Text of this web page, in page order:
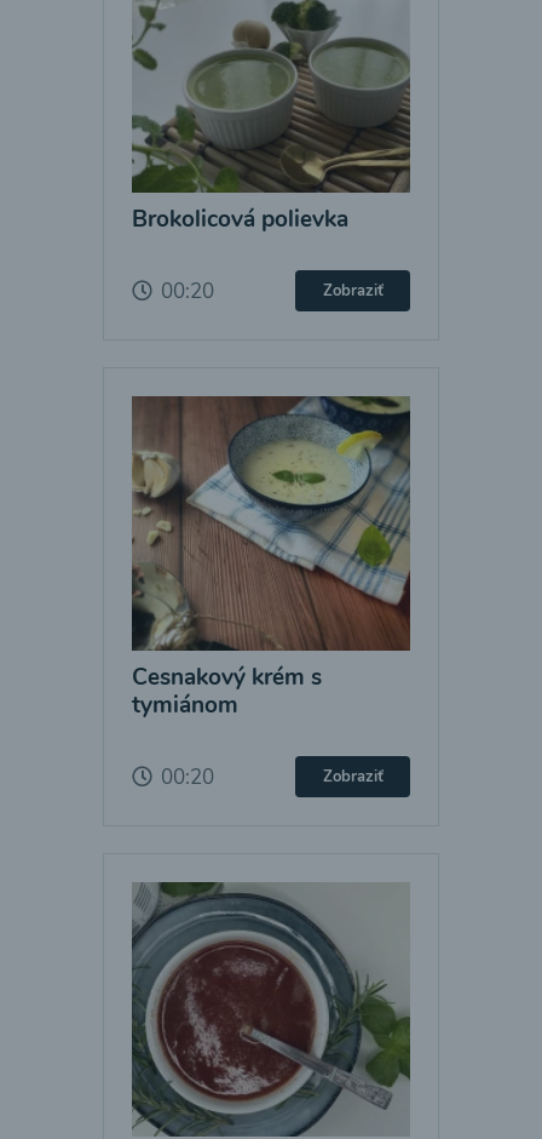
Brokolicová polievka
00:20 Zobraziť
Cesnakový krém s
tymiánom
00:20 Zobraziť